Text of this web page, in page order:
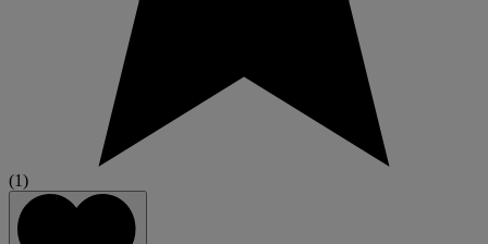
(1)